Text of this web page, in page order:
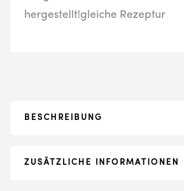
hergestellt!gleiche Rezeptur
BESCHREIBUNG
ZUSÄTZLICHE INFORMATIONEN